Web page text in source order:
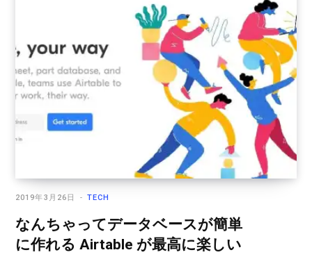
TECH
2019年3月26日
なんちゃってデータベースが簡単
に作れる Airtable が最高に楽しい